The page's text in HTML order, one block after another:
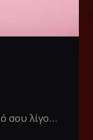
σου λίγο…